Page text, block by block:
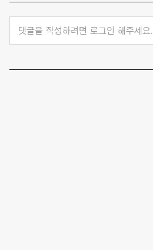
댓글을 작성하려면 로그인 해주세요.